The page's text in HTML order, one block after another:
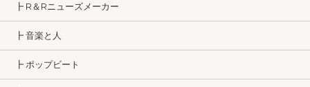
┣ R＆Rニューズメーカー
┣ 音楽と人
┣ ポップビート